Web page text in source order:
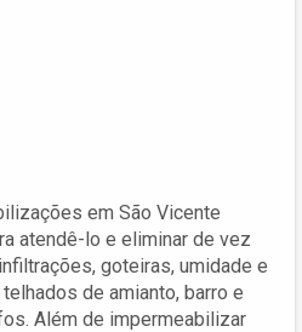
em São Vicente
atendê-lo e eliminar de vez
goteiras, umidade e
de amianto, barro e
Além de impermeabilizar